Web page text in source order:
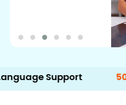
Support 500+